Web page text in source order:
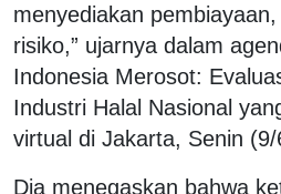
menyediakan
risiko,” ujarnya dalam
Indonesia Merosot:
Industri Halal Nasional
virtual di Jakarta, Senin (9/
Dia menegaskan bahwa